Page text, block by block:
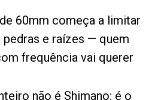
60mm começa a limitar
e raízes — quem
frequência vai querer
não é Shimano: é o